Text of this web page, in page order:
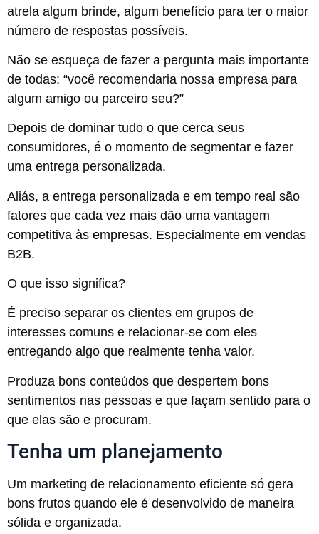
atrela algum brinde, algum benefício para ter o maior
número de respostas possíveis.
Não se esqueça de fazer a pergunta mais importante
de todas: “você recomendaria nossa empresa para
algum amigo ou parceiro seu?”
Depois de dominar tudo o que cerca seus
consumidores, é o momento de segmentar e fazer
uma entrega personalizada.
Aliás, a entrega personalizada e em tempo real são
fatores que cada vez mais dão uma vantagem
competitiva às empresas. Especialmente em vendas
B2B.
O que isso significa?
É preciso separar os clientes em grupos de
interesses comuns e relacionar-se com eles
entregando algo que realmente tenha valor.
Produza bons conteúdos que despertem bons
sentimentos nas pessoas e que façam sentido para o
que elas são e procuram.
Tenha um planejamento
Um marketing de relacionamento eficiente só gera
bons frutos quando ele é desenvolvido de maneira
sólida e organizada.